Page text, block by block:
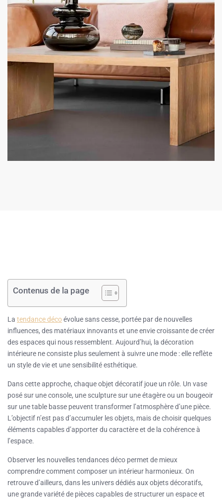
Contenus de la page
La tendance décoévolue sans cesse, portée par de nouvelles
influences, des matériaux innovants et une envie croissante de créer
des espaces qui nous ressemblent. Aujourd’hui, la décoration
intérieure ne consiste plus seulement à suivre une mode : elle reflète
un style de vie et une sensibilité esthétique.
Dans cette approche, chaque objet décoratif joue un rôle. Un vase
posé sur une console, une sculpture sur une étagère ou un bougeoir
sur une table basse peuvent transformer l’atmosphère d’une pièce.
L’objectif n’est pas d’accumuler les objets, mais de choisir quelques
éléments capables d’apporter du caractère et de la cohérence à
l’espace.
Observer les nouvelles tendances déco permet de mieux
comprendre comment composer un intérieur harmonieux. On
retrouve d’ailleurs, dans les univers dédiés aux objets décoratifs,
une grande variété de pièces capables de structurer un espace et